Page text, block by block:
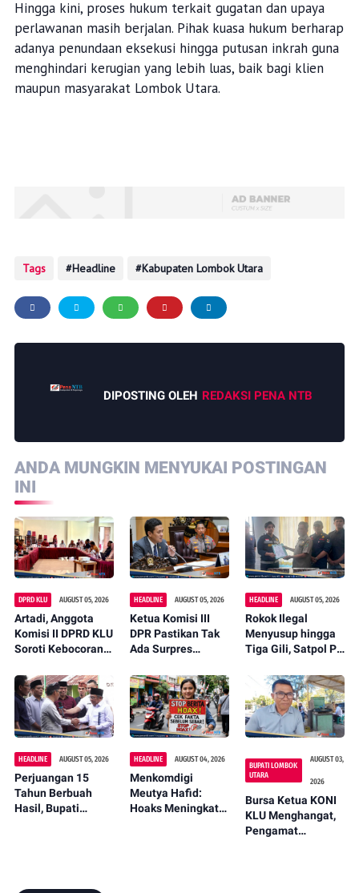
Hingga kini, proses hukum terkait gugatan dan upaya
perlawanan masih berjalan. Pihak kuasa hukum berharap
adanya penundaan eksekusi hingga putusan inkrah guna
menghindari kerugian yang lebih luas, baik bagi klien
maupun masyarakat Lombok Utara.
Tags Headline Kabupaten Lombok Utara
DIPOSTING OLEH REDAKSI PENA NTB
ANDA MUNGKIN MENYUKAI POSTINGAN
INI
DPRD KLU AUGUST 05, 2026
Artadi, Anggota
Komisi II DPRD KLU
Soroti Kebocoran
Digitalisasi dan
Libatkan Kepala
Dusun
HEADLINE AUGUST 05, 2026
Ketua Komisi III
DPR Pastikan Tak
Ada Surpres
Begini Katanya
HEADLINE AUGUST 05, 2026
Rokok Ilegal
Menyusup hingga
Tiga Gili, Satpol PP
12.191 Batang ke
Bea Cukai
HEADLINE AUGUST 05, 2026
Perjuangan 15
Tahun Berbuah
Hasil, Bupati
HEADLINE AUGUST 04, 2026
Menkomdigi
Meutya Hafid:
Hoaks Meningkat
BUPATI LOMBOK
UTARA
AUGUST 03,
2026
Bursa Ketua KONI
KLU Menghangat,
Pengamat